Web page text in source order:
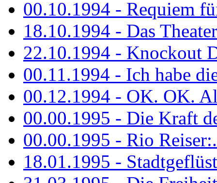
00.10.1994 - Requiem
18.10.1994 - Das
22.10.1994 - Knockout
00.11.1994 - Ich habe
00.12.1994 - OK. OK.
00.00.1995 - Die Kraft
00.00.1995 - Rio
18.01.1995 -